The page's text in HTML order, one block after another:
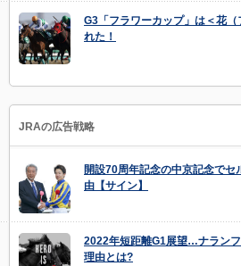
G3「フラワーカップ」は＜花
れた！
JRAの広告戦略
開設70周年記念の中京記念で
由【サイン】
2022年短距離G1展望…ナラン
理由とは?